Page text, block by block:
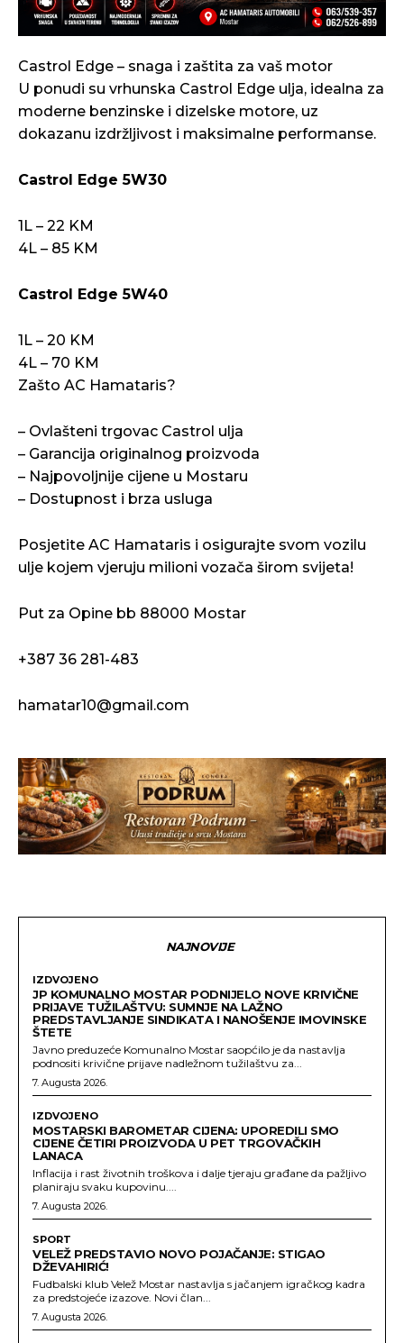
Castrol Edge – snaga i zaštita za vaš motor
U ponudi su vrhunska Castrol Edge ulja, idealna za
moderne benzinske i dizelske motore, uz
dokazanu izdržljivost i maksimalne performanse.
Castrol Edge 5W30
1L – 22 KM
4L – 85 KM
Castrol Edge 5W40
1L – 20 KM
4L – 70 KM
Zašto AC Hamataris?
– Ovlašteni trgovac Castrol ulja
– Garancija originalnog proizvoda
– Najpovoljnije cijene u Mostaru
– Dostupnost i brza usluga
Posjetite AC Hamataris i osigurajte svom vozilu
ulje kojem vjeruju milioni vozača širom svijeta!
Put za Opine bb 88000 Mostar
+387 36 281-483
hamatar10@gmail.com
NAJNOVIJE
IZDVOJENO
JP KOMUNALNO MOSTAR PODNIJELO NOVE KRIVIČNE
PRIJAVE TUŽILAŠTVU: SUMNJE NA LAŽNO
PREDSTAVLJANJE SINDIKATA I NANOŠENJE IMOVINSKE
ŠTETE
Javno preduzeće Komunalno Mostar saopćilo je da nastavlja
podnositi krivične prijave nadležnom tužilaštvu za...
7. Augusta 2026.
IZDVOJENO
MOSTARSKI BAROMETAR CIJENA: UPOREDILI SMO
CIJENE ČETIRI PROIZVODA U PET TRGOVAČKIH
LANACA
Inflacija i rast životnih troškova i dalje tjeraju građane da pažljivo
planiraju svaku kupovinu....
7. Augusta 2026.
SPORT
VELEŽ PREDSTAVIO NOVO POJAČANJE: STIGAO
DŽEVAHIRIĆ!
Fudbalski klub Velež Mostar nastavlja s jačanjem igračkog kadra
za predstojeće izazove. Novi član...
7. Augusta 2026.